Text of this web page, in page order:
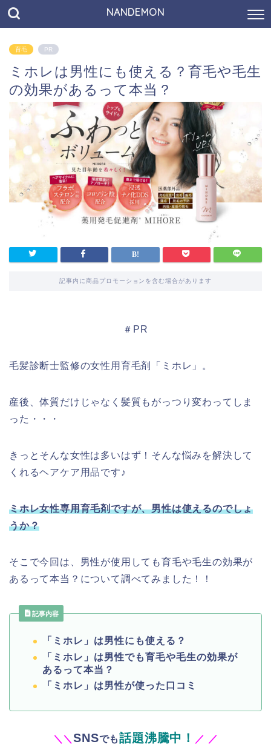
NANDEMON
育毛 PR
ミホレは男性にも使える？育毛や毛生
の効果があるって本当？
記事内に商品プロモーションを含む場合があります
＃PR
毛髪診断士監修の女性用育毛剤「ミホレ」。
産後、体質だけじゃなく髪質もがっつり変わってしま
った・・・
きっとそんな女性は多いはず！そんな悩みを解決して
くれるヘアケア用品です♪
ミホレ女性専用育毛剤ですが、男性は使えるのでしょ
うか？
そこで今回は、男性が使用しても育毛や毛生の効果が
あるって本当？について調べてみました！！
記事内容
「ミホレ」は男性にも使える？
「ミホレ」は男性でも育毛や毛生の効果が
あるって本当？
「ミホレ」は男性が使った口コミ
＼ ＼SNSでも話題沸騰中！ ／ ／